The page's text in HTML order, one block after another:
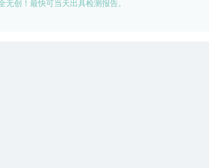
无创！最快可当天出具检测报告。